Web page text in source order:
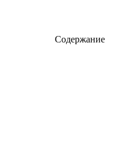
Содержание